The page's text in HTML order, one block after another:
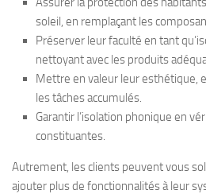
soleil, en remplaçant les
Préserver leur faculté en tant
nettoyant avec les produits
Mettre en valeur leur esthétique,
les tâches accumulés.
Garantir l’isolation phonique en
constituantes.
Autrement, les clients peuvent vous
ajouter plus de fonctionnalités à leur